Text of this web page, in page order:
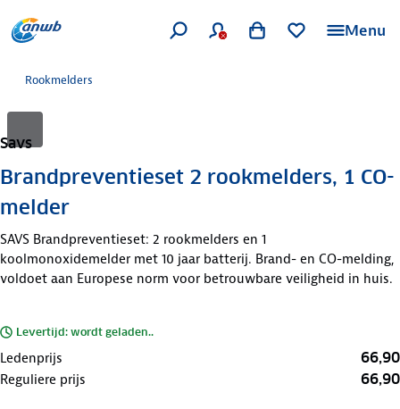
Menu
Rookmelders
Savs
Brandpreventieset 2 rookmelders, 1 CO-
melder
SAVS Brandpreventieset: 2 rookmelders en 1
koolmonoxidemelder met 10 jaar batterij. Brand- en CO-melding,
voldoet aan Europese norm voor betrouwbare veiligheid in huis.
Levertijd: wordt geladen..
Ledenprijs 66,90
Reguliere prijs 66,90